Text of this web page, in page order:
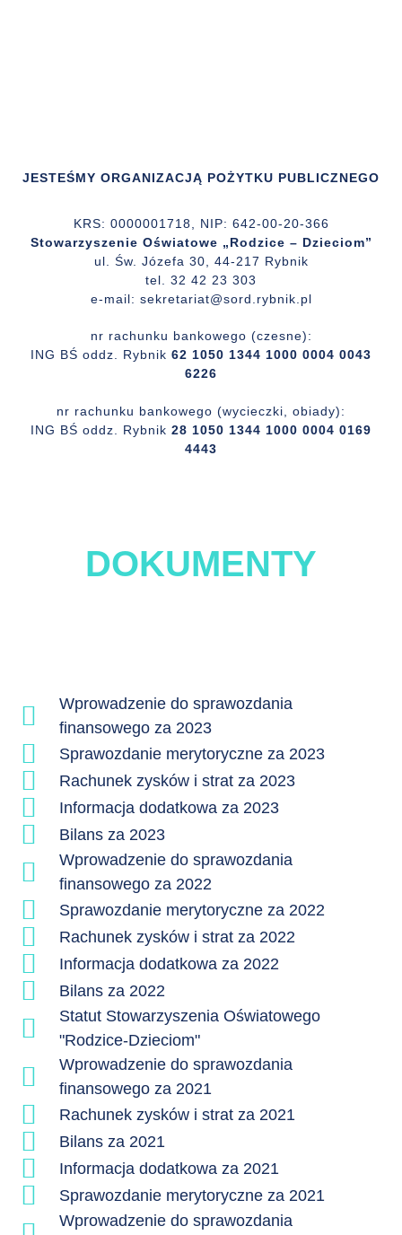
JESTEŚMY ORGANIZACJĄ POŻYTKU PUBLICZNEGO
KRS: 0000001718, NIP: 642-00-20-366
Stowarzyszenie Oświatowe „Rodzice – Dzieciom”
ul. Św. Józefa 30, 44-217 Rybnik
tel. 32 42 23 303
e-mail: sekretariat@sord.rybnik.pl
nr rachunku bankowego (czesne):
ING BŚ oddz. Rybnik 62 1050 1344 1000 0004 0043
6226
nr rachunku bankowego (wycieczki, obiady):
ING BŚ oddz. Rybnik 28 1050 1344 1000 0004 0169
4443
DOKUMENTY
Wprowadzenie do sprawozdania
finansowego za 2023
Sprawozdanie merytoryczne za 2023
Rachunek zysków i strat za 2023
Informacja dodatkowa za 2023
Bilans za 2023
Wprowadzenie do sprawozdania
finansowego za 2022
Sprawozdanie merytoryczne za 2022
Rachunek zysków i strat za 2022
Informacja dodatkowa za 2022
Bilans za 2022
Statut Stowarzyszenia Oświatowego
"Rodzice-Dzieciom"
Wprowadzenie do sprawozdania
finansowego za 2021
Rachunek zysków i strat za 2021
Bilans za 2021
Informacja dodatkowa za 2021
Sprawozdanie merytoryczne za 2021
Wprowadzenie do sprawozdania